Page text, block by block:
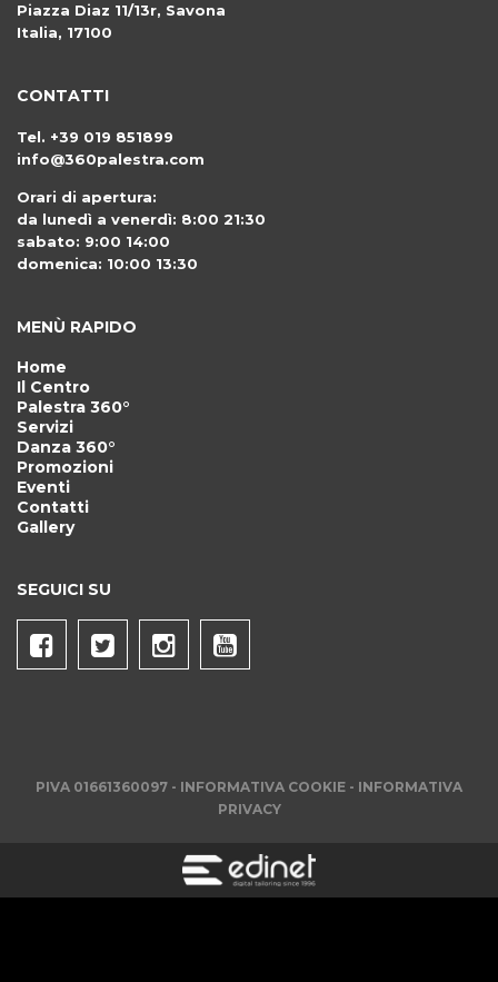
Piazza Diaz 11/13r, Savona
Italia, 17100
CONTATTI
Tel. +39 019 851899
info@360palestra.com
Orari di apertura:
da lunedì a venerdì: 8:00 21:30
sabato: 9:00 14:00
domenica: 10:00 13:30
MENÙ RAPIDO
Home
Il Centro
Palestra 360°
Servizi
Danza 360°
Promozioni
Eventi
Contatti
Gallery
SEGUICI SU
PIVA 01661360097 - INFORMATIVA COOKIE - INFORMATIVA
PRIVACY